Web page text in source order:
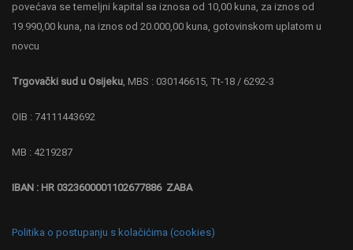
povećava se temeljni kapital sa iznosa od 10,00 kuna, za iznos od
19.990,00 kuna, na iznos od 20.000,00 kuna, gotovinskom uplatom u
novcu
Trgovački sud u Osijeku, MBS : 030146615, Tt-18 / 6292-3
OIB : 74111443692
MB : 4219287
IBAN : HR 0323600001102677886 ZABA
Politika o postupanju s kolačićima (cookies)